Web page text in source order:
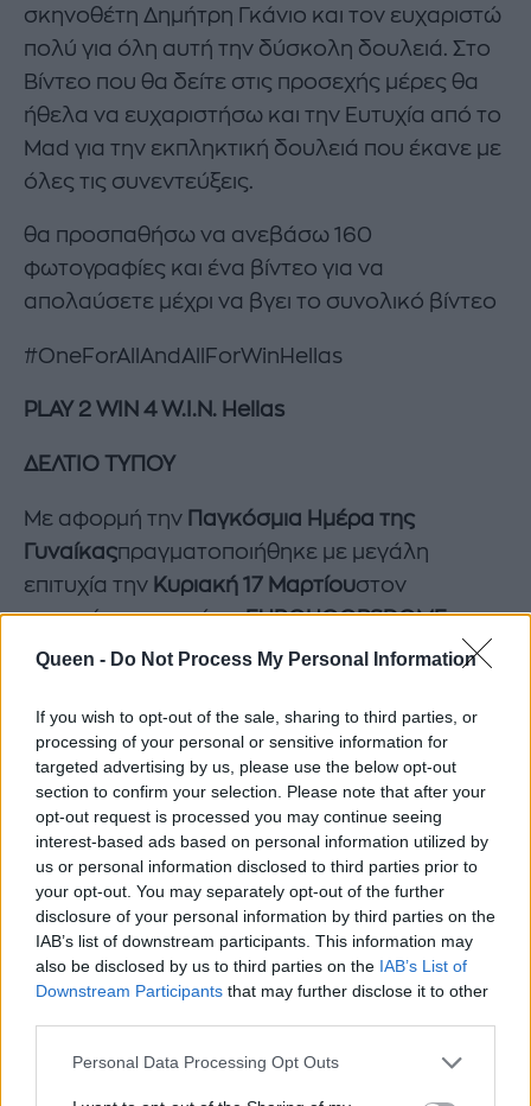
Queen - Do Not Process My Personal Information
If you wish to opt-out of the sale, sharing to third parties, or
processing of your personal or sensitive information for
targeted advertising by us, please use the below opt-out
section to confirm your selection. Please note that after your
opt-out request is processed you may continue seeing
interest-based ads based on personal information utilized by
us or personal information disclosed to third parties prior to
your opt-out. You may separately opt-out of the further
disclosure of your personal information by third parties on the
IAB’s list of downstream participants. This information may
also be disclosed by us to third parties on the IAB’s List of
Downstream Participants that may further disclose it to other
Personal Data Processing Opt Outs
σκηνοθέτη Δημήτρη Γκάνιο και τον ευχαριστώ
πολύ για όλη αυτή την δύσκολη δουλειά. Στο
Βίντεο που θα δείτε στις προσεχής μέρες θα
ήθελα να ευχαριστήσω και την Ευτυχία από το
Mad για την εκπληκτική δουλειά που έκανε με
όλες τις συνεντεύξεις.
θα προσπαθήσω να ανεβάσω 160
φωτογραφίες και ένα βίντεο για να
απολαύσετε μέχρι να βγει το συνολικό βίντεο
#OneForAllAndAllForWinHellas
PLAY 2 WIN 4 W.I.N. Hellas
ΔΕΛΤΙΟ ΤΥΠΟΥ
Με αφορμή την Παγκόσμια Ημέρα της
Γυναίκαςπραγματοποιήθηκε με μεγάλη
επιτυχία την Κυριακή 17 Μαρτίουστον
υπερσύγχρονο χώροEUROHOOPSDOMEτο
PLAY 2WIN 4W. I.N. Hellas- Celebrity
Μ.Κ.Ο.W. I.N.Hellas , μεΜεγάλους Χορηγούςτο
PEREUBU και τονΟΠΑΠ.
Οι φίλοι της W.I.N. Hellas ανταποκρίθηκαν στην
πρόσκληση της Project ManagerΣαμάνθας
Αποστολοπούλουκαι μαζεύτηκαν στην
Κηφισιά για να δείξουν έμπρακτα την αγάπη
τους και την αμέριστη στήριξή τους στηνW.
Hellas, τον κοινωφελή οργανισμό που ίδρυσε
ηΜάντα Τσαγκιά-Παπαδάκου, που εδώ και13
εξάλειψη της βίας κατά των γυναικών